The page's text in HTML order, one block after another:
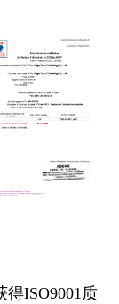
ISO9001质